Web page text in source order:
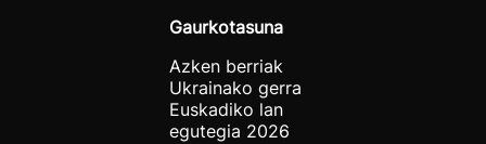
Gaurkotasuna
Azken berriak
Ukrainako gerra
Euskadiko lan
egutegia 2026